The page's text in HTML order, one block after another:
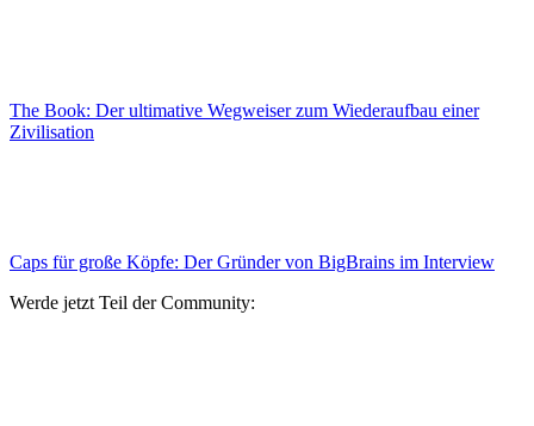
The Book: Der ultimative Wegweiser zum Wiederaufbau einer
Zivilisation
Caps für große Köpfe: Der Gründer von BigBrains im Interview
Werde jetzt Teil der Community: